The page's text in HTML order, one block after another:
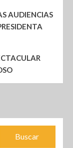
AUDIENCIAS